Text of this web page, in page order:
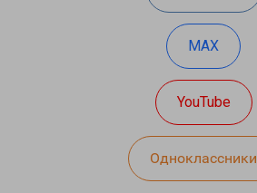
MAX
YouTube
Одноклассники